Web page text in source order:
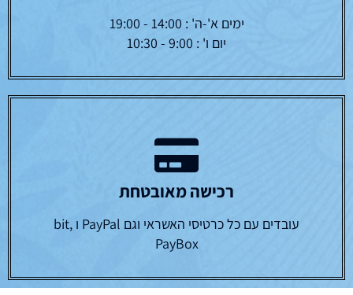
ימים א'-ה' : 14:00 - 19:00
יום ו' : 9:00 - 10:30
רכישה מאובטחת
עובדים עם כל כרטיסי האשראי וגם PayPal ו bit,
PayBox